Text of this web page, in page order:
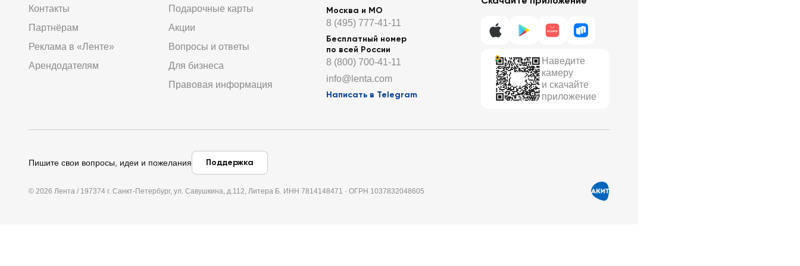
Контакты
Партнёрам
Реклама в «Ленте»
Арендодателям
Подарочные карты
Акции
Вопросы и ответы
Для бизнеса
Правовая информация
Москва и МО
8 (495) 777-41-11
Бесплатный номер
по всей России
8 (800) 700-41-11
info@lenta.com
Написать в Telegram
Наведите
камеру
и скачайте
приложение
Пишите свои вопросы, идеи и пожелания Поддержка
© 2026 Лента / 197374 г. Санкт-Петербург, ул. Савушкина, д.112, Литера Б. ИНН 7814148471 · ОГРН 1037832048605